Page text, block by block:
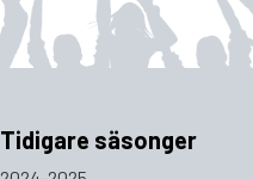
Tidigare säsonger